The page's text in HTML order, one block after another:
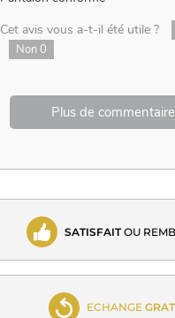
Cet avis vous a-t-il été utile ?
Non0
Plus de
SATISFAITOU
ECHANGE